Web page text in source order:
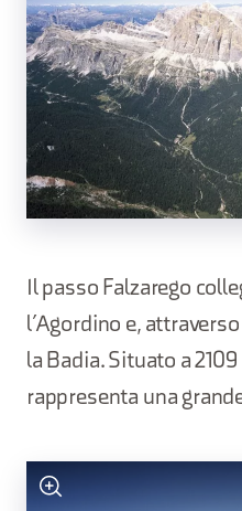
Il passo Falzarego
l’Agordino e,
la Badia. Situato a
rappresenta una